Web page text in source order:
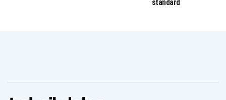
standard